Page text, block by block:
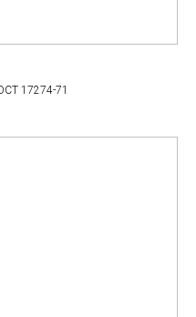
17274-71